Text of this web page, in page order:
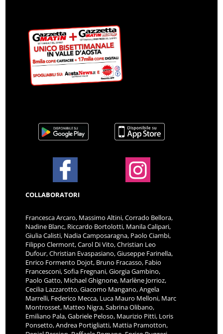
COLLABORATORI
Francesca Arcaro, Massimo Altini, Corrado Bellora,
Nadine Blanc, Riccardo Bortolotti, Manila Calipari,
Giulia Calisti, Nadia Camposaragna, Paolo Ciambi,
Filippo Clermont, Carol Di Vito, Christian Leo
Dufour, Christian Evaspasiano, Giuseppe Farinella,
Enrico Formento Dojot, Bruno Fracasso, Fabio
Francesconi, Sofia Fregnani, Giorgia Gambino,
Paolo Gatto, Michael Ghignone, Marlène Jorrioz,
Cecilia Lazzarotto, Giacomo Mangano, Angela
Marrelli, Federico Mecca, Luca Mauro Melloni, Marc
Montrosset, Matteo Nigra, Sabrina Olibano,
Emiliano Pala, Gabriele Peloso, Maurizio Pitti, Loris
Ponsetto, Andrea Portigliatti, Mattia Pramotton,